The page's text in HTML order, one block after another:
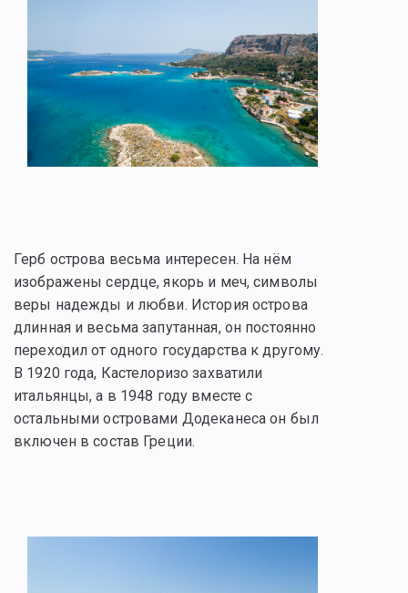
Герб острова весьма интересен. На нём
изображены сердце, якорь и меч, символы
веры надежды и любви. История острова
длинная и весьма запутанная, он постоянно
переходил от одного государства к другому.
В 1920 года, Кастелоризо захватили
итальянцы, а в 1948 году вместе с
остальными островами Додеканеса он был
включен в состав Греции.